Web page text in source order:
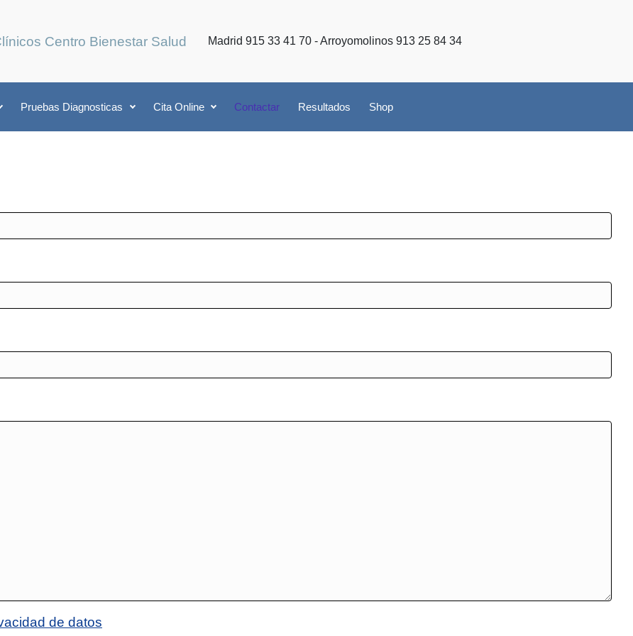
Centro Bienestar Salud Madrid 915 33 41 70 - Arroyomolinos 913 25 84 34
Pruebas Diagnosticas Cita Online Contactar Resultados Shop
de datos